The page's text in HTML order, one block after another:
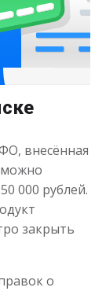
50 000 ₽
21 дня
внесённая
можно
000 рублей.
закрыть
о